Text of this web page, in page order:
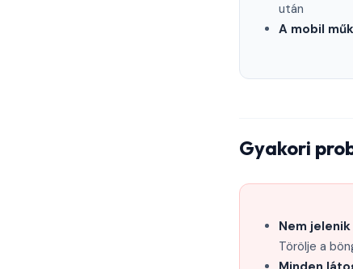
után
A mobil
Gyakori
Nem
Törölje a